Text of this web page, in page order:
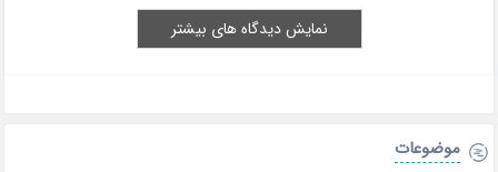
نمایش دیدگاه های بیشتر
موضوعات